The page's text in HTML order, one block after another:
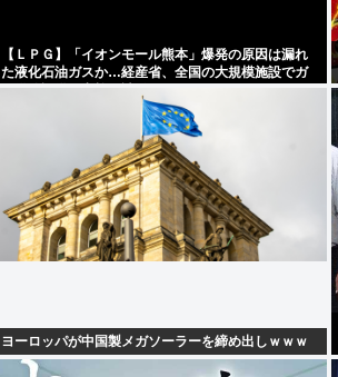
【ＬＰＧ】「イオンモール熊本」爆発の原因は漏れ
た液化石油ガスか…経産省、全国の大規模施設でガ
ス供給設備の点検要請 ★3
ヨーロッパが中国製メガソーラーを締め出しｗｗｗ